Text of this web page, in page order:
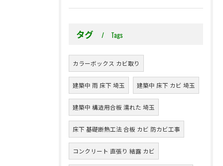
タグ Tags
カラーボックス カビ取り
建築中 雨 床下 埼玉 建築中 床下 カビ 埼玉
建築中 構造用合板 濡れた 埼玉
床下 基礎断熱工法 合板 カビ 防カビ工事
コンクリート 直張り 結露 カビ